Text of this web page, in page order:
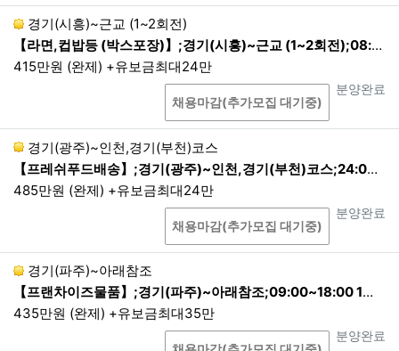
경기(시흥)~근교 (1~2회전)
【라면,컵밥등 (박스포장)】;경기(시흥)~근교 (1~2회전);08:00~17:00
415만원 (완제) +유보금최대24만
진행상태
분양완료
상담
채용마감(추가모집 대기중)
경기(광주)~인천,경기(부천)코스
【프레쉬푸드배송】;경기(광주)~인천,경기(부천)코스;24:00~08:00 1배송 현지퇴근
485만원 (완제) +유보금최대24만
진행상태
분양완료
상담
채용마감(추가모집 대기중)
경기(파주)~아래참조
【프랜차이즈물품】;경기(파주)~아래참조;09:00~18:00 1배송 현지퇴근
435만원 (완제) +유보금최대35만
진행상태
분양완료
상담